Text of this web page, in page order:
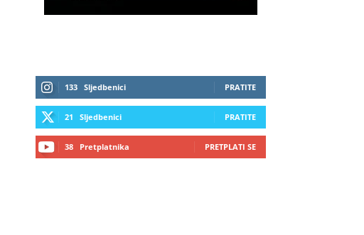
133 Sljedbenici PRATITE
21 Sljedbenici PRATITE
38 Pretplatnika PRETPLATI SE